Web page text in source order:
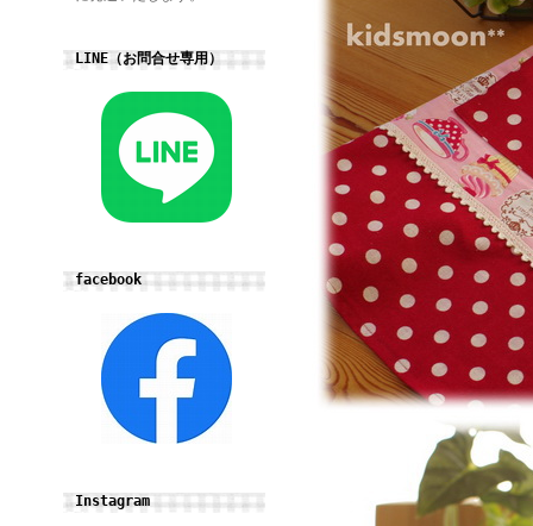
LINE（お問合せ専用）
facebook
Instagram